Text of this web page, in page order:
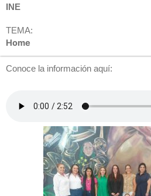
INE
TEMA:
Home
Conoce la información aquí: